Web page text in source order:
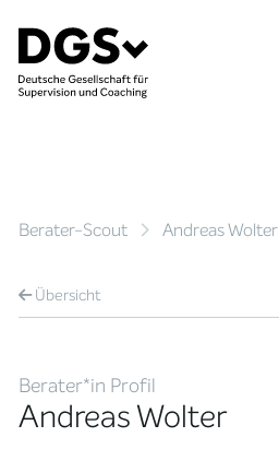
Berater-Scout Andreas Wolter
Übersicht
Berater*in Profil
Andreas Wolter